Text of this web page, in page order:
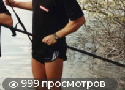
0
2
999 просмотров